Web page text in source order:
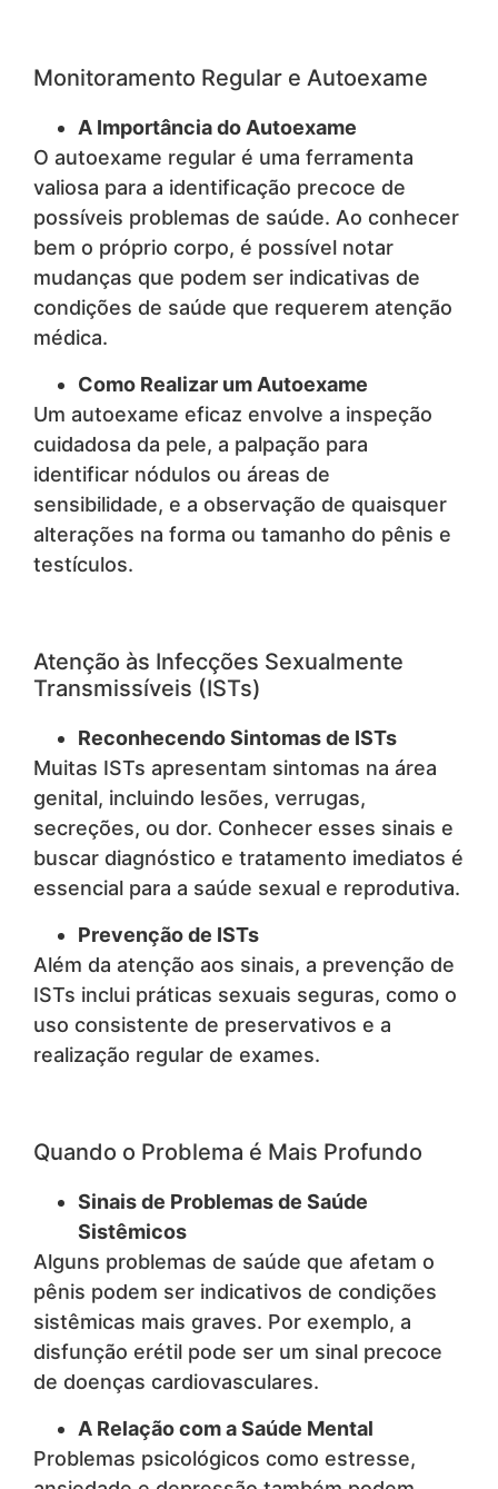
Monitoramento Regular e Autoexame
A Importância do Autoexame
O autoexame regular é uma ferramenta
valiosa para a identificação precoce de
possíveis problemas de saúde. Ao conhecer
bem o próprio corpo, é possível notar
mudanças que podem ser indicativas de
condições de saúde que requerem atenção
médica.
Como Realizar um Autoexame
Um autoexame eficaz envolve a inspeção
cuidadosa da pele, a palpação para
identificar nódulos ou áreas de
sensibilidade, e a observação de quaisquer
alterações na forma ou tamanho do pênis e
testículos.
Atenção às Infecções Sexualmente
Transmissíveis (ISTs)
Reconhecendo Sintomas de ISTs
Muitas ISTs apresentam sintomas na área
genital, incluindo lesões, verrugas,
secreções, ou dor. Conhecer esses sinais e
buscar diagnóstico e tratamento imediatos é
essencial para a saúde sexual e reprodutiva.
Prevenção de ISTs
Além da atenção aos sinais, a prevenção de
ISTs inclui práticas sexuais seguras, como o
uso consistente de preservativos e a
realização regular de exames.
Quando o Problema é Mais Profundo
Sinais de Problemas de Saúde
Sistêmicos
Alguns problemas de saúde que afetam o
pênis podem ser indicativos de condições
sistêmicas mais graves. Por exemplo, a
disfunção erétil pode ser um sinal precoce
de doenças cardiovasculares.
A Relação com a Saúde Mental
Problemas psicológicos como estresse,